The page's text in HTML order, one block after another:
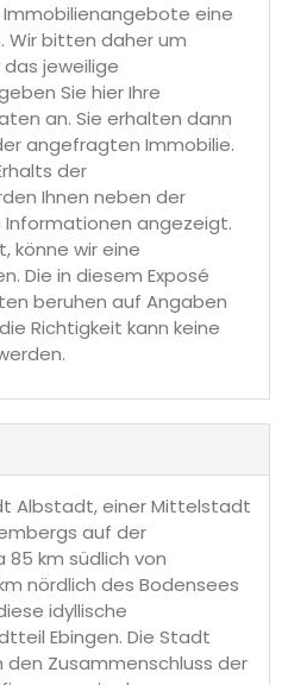
eine
Wir bitten daher um
jeweilige
Sie hier Ihre
an. Sie erhalten dann
angefragten Immobilie.
der
Ihnen neben der
angezeigt.
könne wir eine
Die in diesem Exposé
beruhen auf Angaben
Richtigkeit kann keine
Albstadt, einer Mittelstadt
auf der
85 km südlich von
nördlich des Bodensees
idyllische
Ebingen. Die Stadt
den Zusammenschluss der